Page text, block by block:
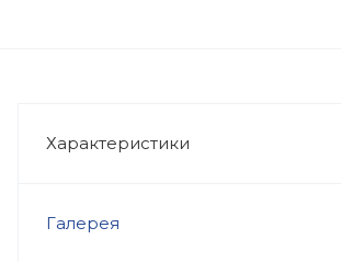
Характеристики
Галерея